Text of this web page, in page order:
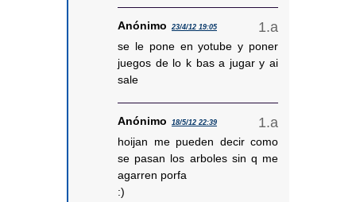
Anónimo 23/4/12 19:05
se le pone en yotube y poner
juegos de lo k bas a jugar y ai
sale
Anónimo 18/5/12 22:39
hoijan me pueden decir como
se pasan los arboles sin q me
agarren porfa
:)